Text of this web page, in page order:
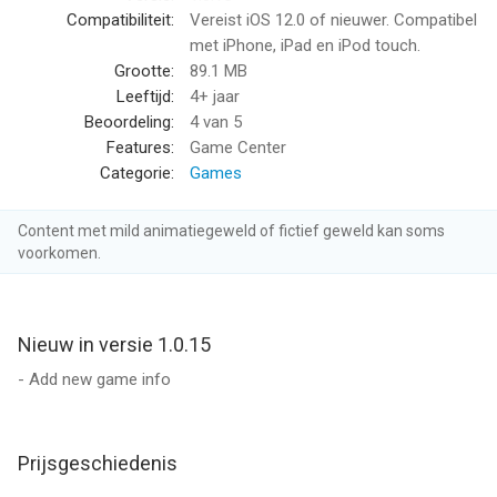
iPod touch met iOS versie 12.0 of hoger, geschikt bevonden
voor gebruikers met leeftijden vanaf4 jaar.
Informatie voor Last Colossusis het laatst vergeleken op 6
Aug om 20:29.
Compatibiliteit:
Vereist iOS 12.0 of nieuwer. Compatibel
met iPhone, iPad en iPod touch.
Grootte:
89.1 MB
Leeftijd:
4+ jaar
Beoordeling:
4van 5
Features:
Game Center
Categorie:
Games
Content met mild animatiegeweld of fictief geweld kan soms
voorkomen.
Nieuw in versie 1.0.15
- Add new game info
Prijsgeschiedenis